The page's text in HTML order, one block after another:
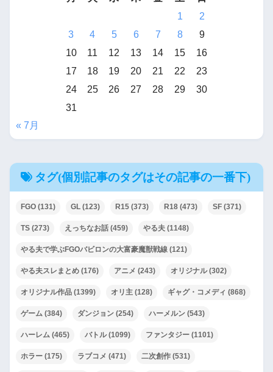
1
2
3
4 5 6 7 8
9
10
11 12 13 14 15
16
17
18 19 20 21 22
23
24
25 26 27 28 29
30
31
« 7月
タグ(個別記事のタグはその記事の一番下)
FGO (131) GL (123) R15 (373) R18 (473) SF (371)
TS (273) えっちなお話 (459) やる夫 (1148)
やる夫で学ぶFGOバビロンの大富豪魔獣戦線 (121)
やる夫スレまとめ (176) アニメ (243) オリジナル(302)
オリジナル作品 (1399) オリ主 (128) ギャグ・コメディ (868)
ゲーム (384) ダンジョン (254) ハーメルン (543)
ハーレム (465) バトル(1099) ファンタジー (1101)
ホラー (175) ラブコメ (471) 二次創作 (531)